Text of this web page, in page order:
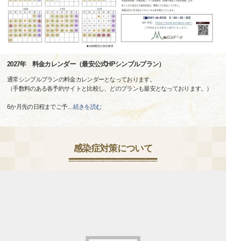
2027年 料金カレンダー（最安公式HPシンプルプラン）
通常シンプルプランの料金カレンダーとなっております。
（手数料のある各予約サイトと比較し、どのプランも最安となっております。）
6か月先の日程までご予…続きを読む
感染症対策について